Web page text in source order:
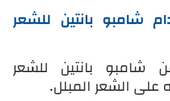
شامبو بانتين للشعر
بانتين للشعر
على الشعر المبلل.